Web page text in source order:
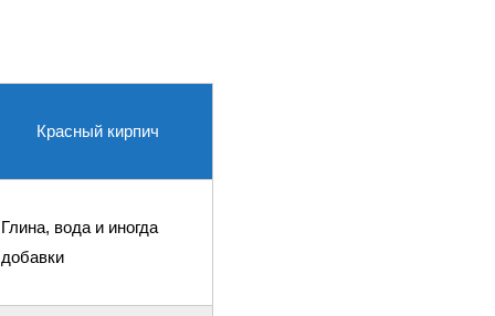
Красный кирпич
Глина, вода и иногда
добавки